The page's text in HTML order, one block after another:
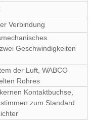
Verbindung
Geschwindigkeiten
der Luft, WABCO
Rohres
Kontaktbuchse,
zum Standard